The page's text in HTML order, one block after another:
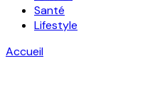
Santé
Lifestyle
Accueil